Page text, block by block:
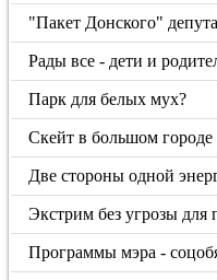
"Пакет Донского"
Рады все - дети и
Парк для белых мух?
Скейт в большом городе
Две стороны одной
Экстрим без угрозы для
Программы мэра -